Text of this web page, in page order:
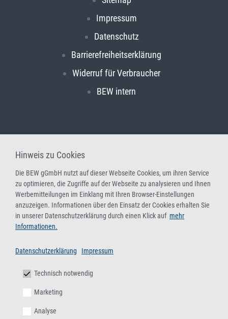
Impressum
Datenschutz
Barrierefreiheitserklärung
Widerruf für Verbraucher
BEW intern
Hinweis zu Cookies
Die BEW gGmbH nutzt auf dieser Webseite Cookies, um ihren Service
zu optimieren, die Zugriffe auf der Webseite zu analysieren und Ihnen
Werbemitteilungen im Einklang mit Ihren Browser-Einstellungen
anzuzeigen. Informationen über den Einsatz der Cookies erhalten Sie
in unserer Datenschutzerklärung durch einen Klick auf mehr
Informationen.
Datenschutzerklärung Impressum
Technisch notwendig
Marketing
Analyse